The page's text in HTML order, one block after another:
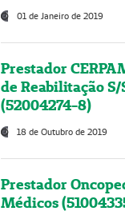
01 de Janeiro de 2019
Prestador
de Reabilitação
(52004274-8)
18 de Outubro de 2019
Prestador
Médicos